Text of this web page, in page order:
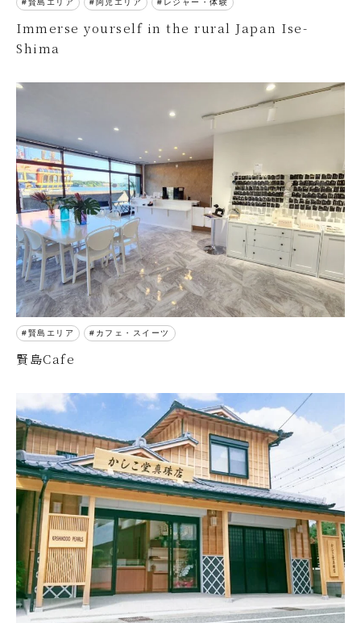
賢島エリア 阿児エリア レジャー・体験
Immerse yourself in the rural Japan Ise-
Shima
賢島エリア カフェ・スイーツ
賢島Cafe